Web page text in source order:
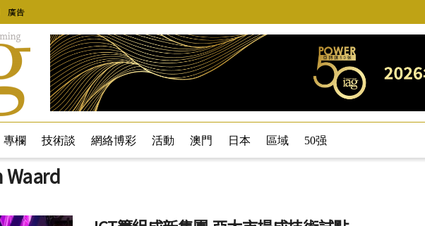
廣告
專欄 技術談 網絡博彩 活動 澳門 日本 區域 50强
Waard